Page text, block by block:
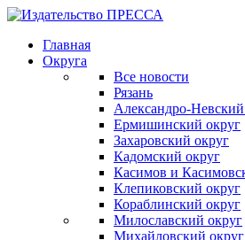
Главная
Округа
Все новости
Рязань
Александро-
Ермишинский округ
Захаровский округ
Кадомский округ
Касимов и
Клепиковский округ
Кораблинский округ
Милославский округ
Михайловский округ